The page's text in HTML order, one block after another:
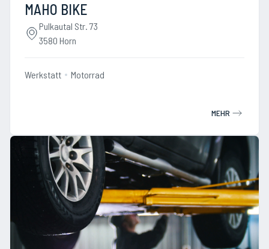
MAHO BIKE
Pulkautal Str. 73
3580 Horn
Werkstatt Motorrad
MEHR